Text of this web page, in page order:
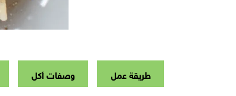
طريقة عمل وصفات أكل